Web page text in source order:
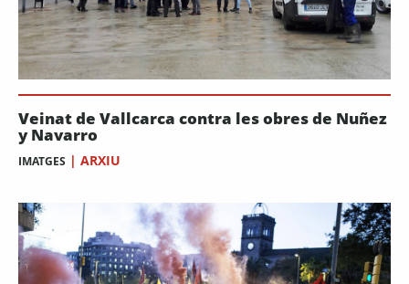
Veinat de Vallcarca contra les obres de Nuñez
y Navarro
IMATGES | ARXIU